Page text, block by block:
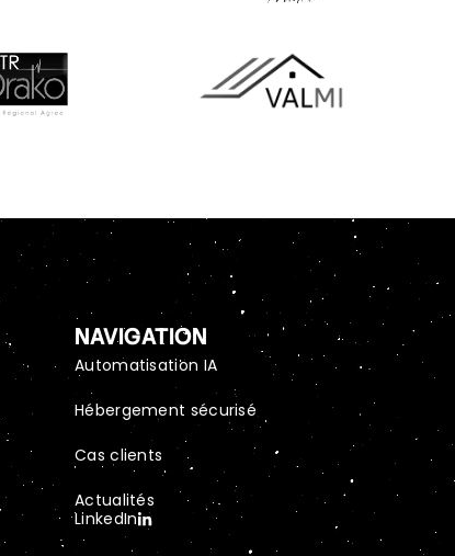
NAVIGATION
Automatisation IA
Hébergement sécurisé
Cas clients
Actualités
LinkedIn